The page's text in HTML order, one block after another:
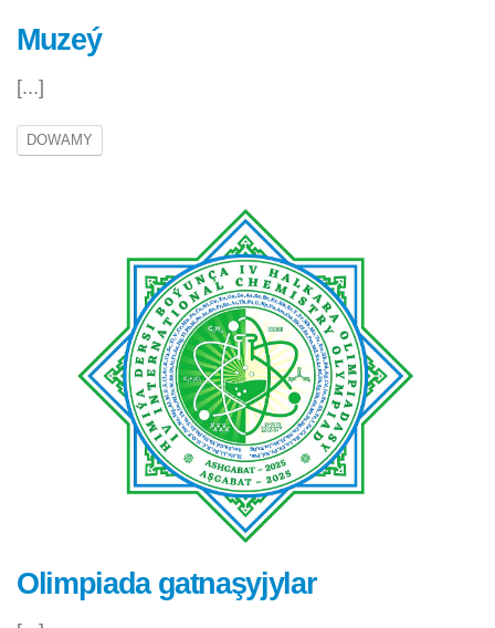
Muzeý
[...]
DOWAMY
Olimpiada gatnaşyjylar